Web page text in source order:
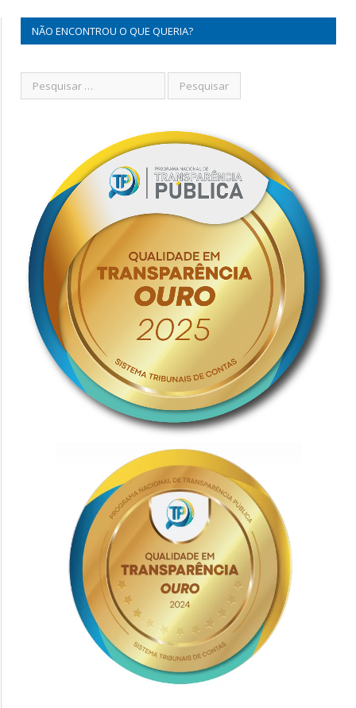
NÃO ENCONTROU O QUE QUERIA?